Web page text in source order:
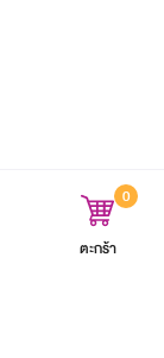
0
ตะกร้า
แผนผังเว็บไซต์